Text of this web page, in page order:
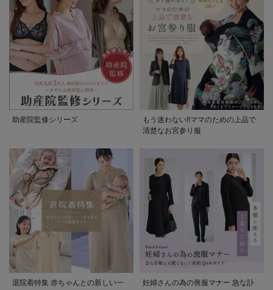
助産院監修シリーズ
もう迷わない!!ママのための上品で
清楚なお宮参り服
退院着特集 赤ちゃんとの新しい一
妊婦さんの為の喪服マナー 急な訃